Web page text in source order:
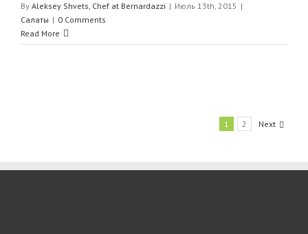
By Aleksey Shvets, Chef at Bernardazzi | Июль 13th, 2015 |
Салаты | 0 Comments
Read More
1 2 Next